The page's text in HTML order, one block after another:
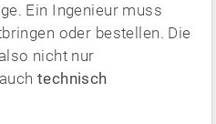
Ein Ingenieur muss
oder bestellen. Die
nicht nur
technisch